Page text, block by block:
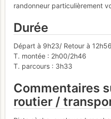
randonneur particulièrement
Durée
Départ à 9h23/ Retour à 12h56
T. montée : 2h00/2h46
T. parcours : 3h33
Commentaires
routier /